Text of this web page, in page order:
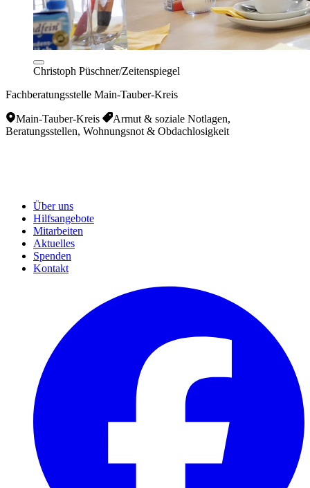
Christoph Püschner/Zeitenspiegel
Fachberatungsstelle Main-Tauber-Kreis
Main-Tauber-Kreis
Armut & soziale Notlagen,
Beratungsstellen, Wohnungsnot & Obdachlosigkeit
Über uns
Hilfsangebote
Mitarbeiten
Aktuelles
Spenden
Kontakt